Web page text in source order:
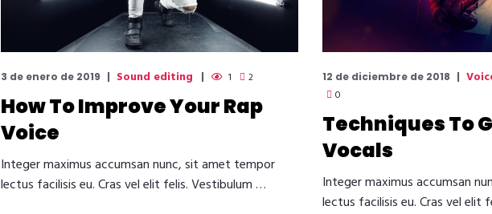
3 de enero de 2019 Sound editing 1 2
How To Improve Your Rap
Voice
Integer maximus accumsan nunc, sit amet tempor
lectus facilisis eu. Cras vel elit felis. Vestibulum …
12 de diciembre de 2018
0
Techniques To
Vocals
Integer maximus accumsan
lectus facilisis eu. Cras vel elit